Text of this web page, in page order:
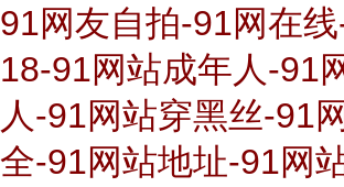
91网友自拍-91网在
18-91网站成年人-91
人-91网站穿黑丝-91
全-91网站地址-91网